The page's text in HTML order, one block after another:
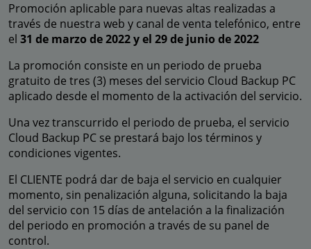
Promoción aplicable para nuevas altas realizadas a
través de nuestra web y canal de venta telefónico, entre
el 31 de marzo de 2022 y el 29 de junio de 2022
La promoción consiste en un periodo de prueba
gratuito de tres (3) meses del servicio Cloud Backup PC
aplicado desde el momento de la activación del servicio.
Una vez transcurrido el periodo de prueba, el servicio
Cloud Backup PC se prestará bajo los términos y
condiciones vigentes.
El CLIENTE podrá dar de baja el servicio en cualquier
momento, sin penalización alguna, solicitando la baja
del servicio con 15 días de antelación a la finalización
del periodo en promoción a través de su panel de
control.